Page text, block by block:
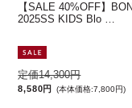
【SALE 40%OFF】
2025SS KIDS Blo …
定価14,300円
8,580円 (本体価格:7,800円)